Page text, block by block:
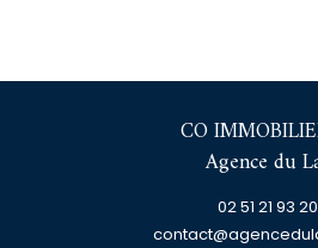
CO
Agence du
02 51 21 93 20